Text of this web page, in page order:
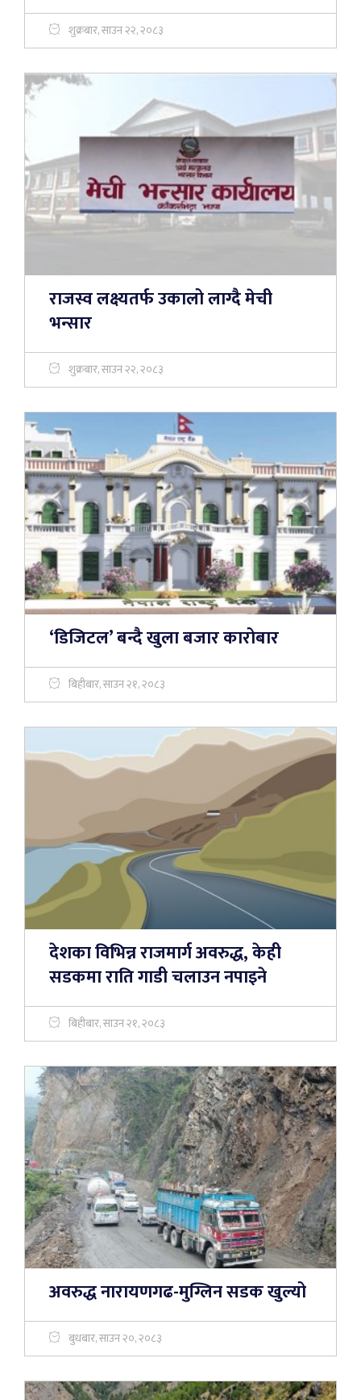
शुक्रबार, साउन २२, २०८३
राजस्व लक्ष्यतर्फ उकालो लाग्दै मेची
भन्सार
शुक्रबार, साउन २२, २०८३
‘डिजिटल’ बन्दै खुला बजार कारोबार
बिहीबार, साउन २१, २०८३
देशका विभिन्न राजमार्ग अवरुद्ध, केही
सडकमा राति गाडी चलाउन नपाइने
बिहीबार, साउन २१, २०८३
अवरुद्ध नारायणगढ-मुग्लिन सडक खुल्यो
बुधबार, साउन २०, २०८३